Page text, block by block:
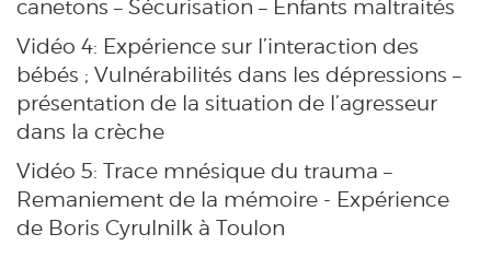
canetons – Sécurisation – Enfants maltraités
Vidéo 4: Expérience sur l’interaction des
bébés ; Vulnérabilités dans les dépressions –
présentation de la situation de l’agresseur
dans la crèche
Vidéo 5: Trace mnésique du trauma –
Remaniement de la mémoire - Expérience
de Boris Cyrulnilk à Toulon